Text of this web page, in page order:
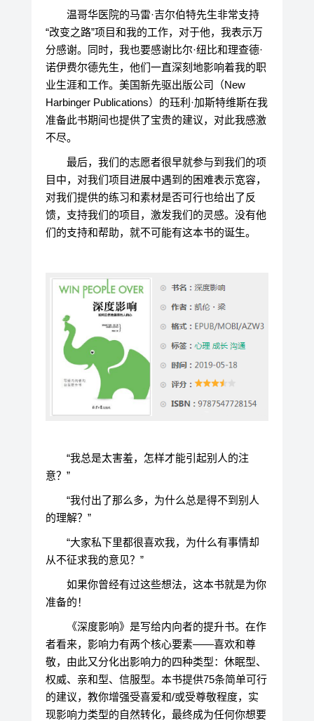
温哥华医院的马雷·吉尔伯特先生非常支持
“改变之路”项目和我的工作，对于他，我表示万
分感谢。同时，我也要感谢比尔·纽比和理查德·
诺伊费尔德先生，他们一直深刻地影响着我的职
业生涯和工作。美国新先驱出版公司（New
Harbinger Publications）的珏利·加斯特维斯在我
准备此书期间也提供了宝贵的建议，对此我感激
不尽。
最后，我们的志愿者很早就参与到我们的项
目中，对我们项目进展中遇到的困难表示宽容，
对我们提供的练习和素材是否可行也给出了反
馈，支持我们的项目，激发我们的灵感。没有他
们的支持和帮助，就不可能有这本书的诞生。
“我总是太害羞，怎样才能引起别人的注
意？”
“我付出了那么多，为什么总是得不到别人
的理解？”
“大家私下里都很喜欢我，为什么有事情却
从不征求我的意见？”
如果你曾经有过这些想法，这本书就是为你
准备的！
《深度影响》是写给内向者的提升书。在作
者看来，影响力有两个核心要素——喜欢和尊
敬，由此又分化出影响力的四种类型：休眠型、
权威、亲和型、信服型。本书提供75条简单可行
的建议，教你增强受喜爱和/或受尊敬程度，实
现影响力类型的自然转化，最终成为任何你想要